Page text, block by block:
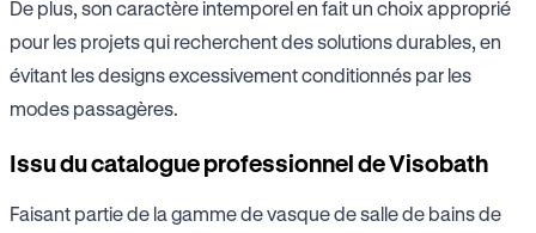
De plus, son caractère intemporel en fait un choix approprié
pour les projets qui recherchent des solutions durables, en
évitant les designs excessivement conditionnés par les
modes passagères.
Issu du catalogue professionnel de Visobath
Faisant partie de la gamme de vasque de salle de bains de